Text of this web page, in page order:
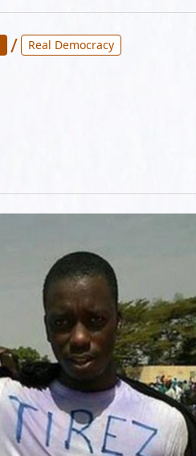
/ Real Democracy